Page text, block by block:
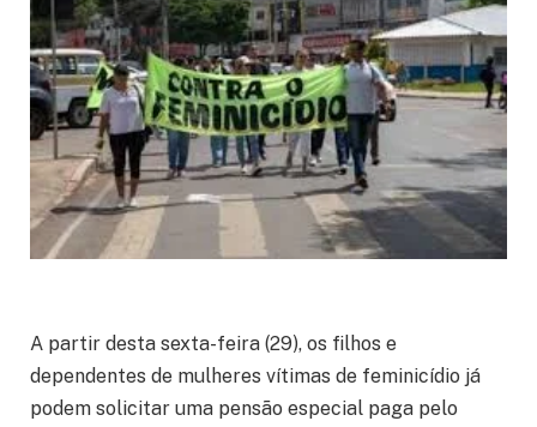
A partir desta sexta-feira (29), os filhos e
dependentes de mulheres vítimas de feminicídio já
podem solicitar uma pensão especial paga pelo